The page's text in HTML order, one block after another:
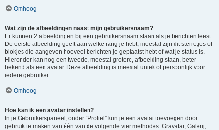
Omhoog
Wat zijn de afbeeldingen naast mijn gebruikersnaam?
Er kunnen 2 afbeeldingen bij een gebruikersnaam staan als je berichten leest.
De eerste afbeelding geeft aan welke rang je hebt, meestal zijn dit sterretjes of
blokjes die aangeven hoeveel berichten je geplaatst hebt of wat je status is.
Hieronder kan nog een tweede, meestal grotere, afbeelding staan, beter
bekend als een avatar. Deze afbeelding is meestal uniek of persoonlijk voor
iedere gebruiker.
Omhoog
Hoe kan ik een avatar instellen?
In je Gebruikerspaneel, onder “Profiel” kun je een avatar toevoegen door
gebruik te maken van één van de volgende vier methodes: Gravatar, Galerij,